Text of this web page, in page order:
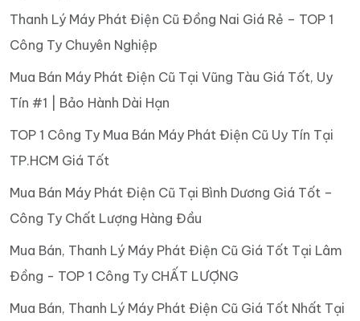
Thanh Lý Máy Phát Điện Cũ Đồng Nai Giá Rẻ – TOP 1
Công Ty Chuyên Nghiệp
Mua Bán Máy Phát Điện Cũ Tại Vũng Tàu Giá Tốt, Uy
Tín #1 | Bảo Hành Dài Hạn
TOP 1 Công Ty Mua Bán Máy Phát Điện Cũ Uy Tín Tại
TP.HCM Giá Tốt
Mua Bán Máy Phát Điện Cũ Tại Bình Dương Giá Tốt –
Công Ty Chất Lượng Hàng Đầu
Mua Bán, Thanh Lý Máy Phát Điện Cũ Giá Tốt Tại Lâm
Đồng - TOP 1 Công Ty CHẤT LƯỢNG
Mua Bán, Thanh Lý Máy Phát Điện Cũ Giá Tốt Nhất Tại